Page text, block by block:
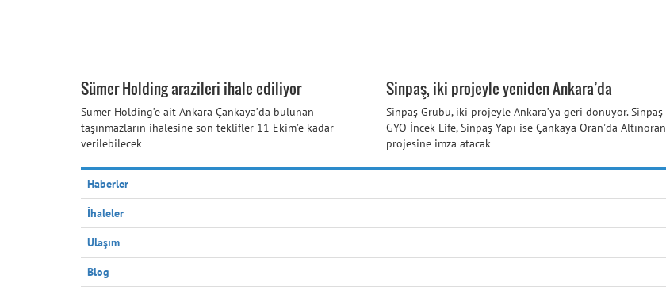
Sümer Holding arazileri ihale ediliyor
Sümer Holding’e ait Ankara Çankaya’da bulunan
taşınmazların ihalesine son teklifler 11 Ekim’e kadar
verilebilecek
Sinpaş, iki projeyle yeniden Ankara’da
Sinpaş Grubu, iki projeyle Ankara’ya geri dönüyor. Sinpaş
GYO İncek Life, Sinpaş Yapı ise Çankaya Oran'da Altınoran
projesine imza atacak
Haberler
İhaleler
Ulaşım
Blog